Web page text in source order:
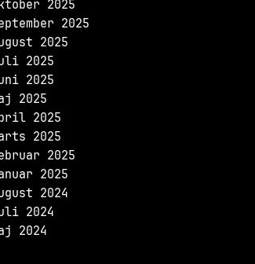
2025
2025
2025
2025
2025
2025
2025
2025
2025
2025
2024
2024
2024